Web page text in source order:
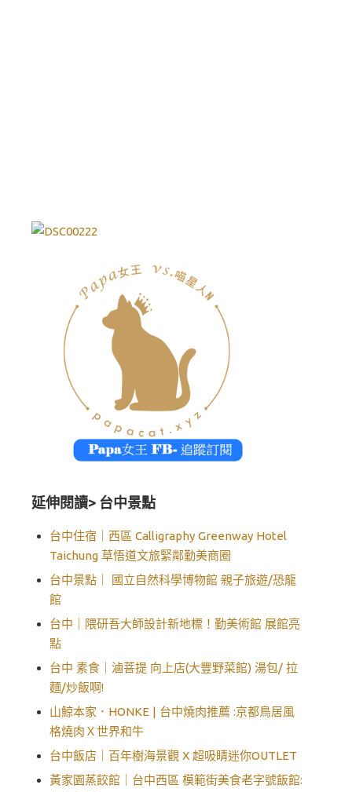
延伸閱讀> 台中景點
台中住宿｜西區 Calligraphy Greenway Hotel
Taichung 草悟道文旅緊鄰勤美商圈
台中景點｜ 國立自然科學博物館 親子旅遊/恐龍
館
台中｜隈研吾大師設計新地標！勤美術館 展館亮
點
台中 素食｜滷菩提 向上店(大豐野菜館) 湯包/ 拉
麵/炒飯啊!
山鯨本家．HONKE | 台中燒肉推薦 :京都鳥居風
格燒肉Ｘ世界和牛
台中飯店｜百年樹海景觀 X 超吸睛迷你OUTLET
黃家園蒸餃館｜台中西區 模範街美食老字號飯館: